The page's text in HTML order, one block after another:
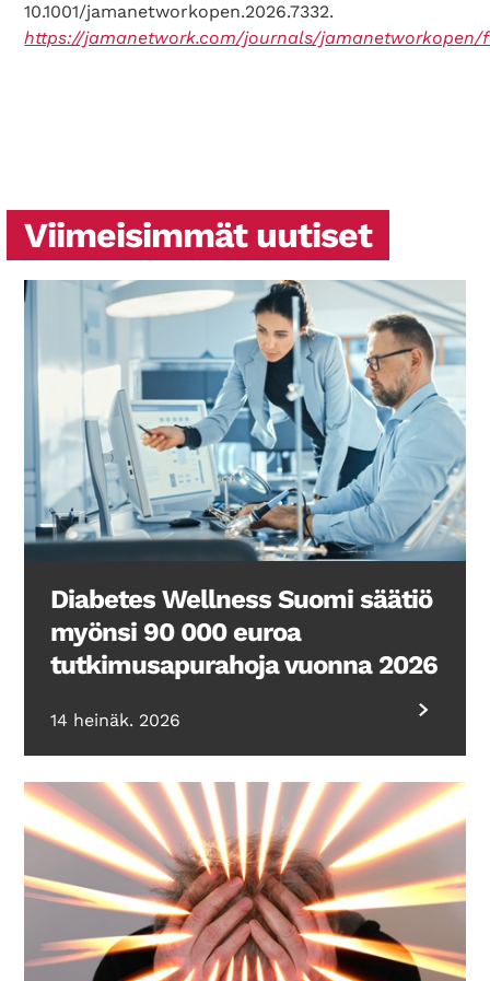
Search Diabetes Wellness Suomi
10.1001/jamanetworkopen.2026.7332.
https://jamanetwork.com/journals/jamanetworkopen/
Viimeisimmät uutiset
Diabetes Wellness Suomi säätiö
myönsi 90 000 euroa
tutkimusapurahoja vuonna 2026
14 heinäk. 2026